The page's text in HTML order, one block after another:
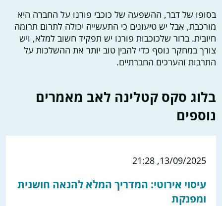
בסופו של דבר, ההשפעה של כוכבי פורנו על החברה היא
מורכבת, אבל יש טיעונים כי התעשייה יכולה לתרום תרומה
חיובית. ברור שלכוכבות פורנו יש תפקיד חשוב למלא, ויש
צורך במחקר נוסף כדי להבין טוב יותר את ההשלכות על
התרבות והערכים החברתיים.
בלוג סקס קטלינה לאב מאמרים
נוספים
13/09/2025, 21:28
עיסוי אירוטי: המדריך המלא להנאה חושנית
ומפנקת